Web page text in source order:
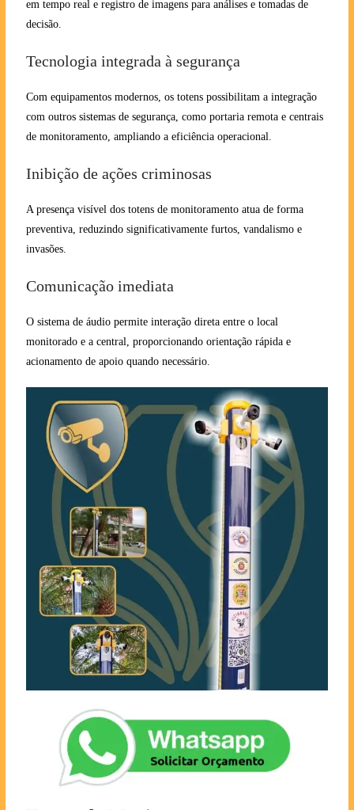
em tempo real e registro de imagens para análises e tomadas de
decisão.
Tecnologia integrada à segurança
Com equipamentos modernos, os totens possibilitam a integração
com outros sistemas de segurança, como portaria remota e centrais
de monitoramento, ampliando a eficiência operacional.
Inibição de ações criminosas
A presença visível dos totens de monitoramento atua de forma
preventiva, reduzindo significativamente furtos, vandalismo e
invasões.
Comunicação imediata
O sistema de áudio permite interação direta entre o local
monitorado e a central, proporcionando orientação rápida e
acionamento de apoio quando necessário.